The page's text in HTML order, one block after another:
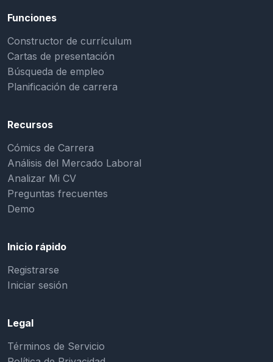
Funciones
Constructor de currículum
Cartas de presentación
Búsqueda de empleo
Planificación de carrera
Recursos
Cómics de Carrera
Análisis del Mercado Laboral
Analizar Mi CV
Preguntas frecuentes
Demo
Inicio rápido
Registrarse
Iniciar sesión
Legal
Términos de Servicio